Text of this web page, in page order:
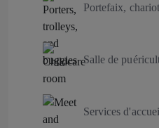
Portefaix,
Salle de
Services